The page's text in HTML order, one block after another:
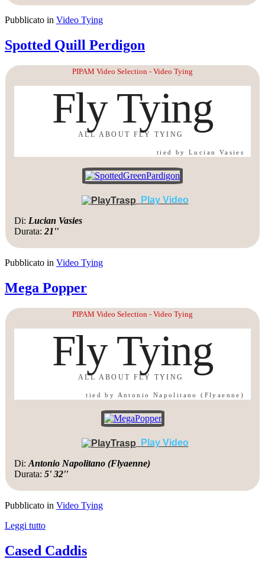
Pubblicato in Video Tying
Spotted Quill Perdigon
PIPAM Video Selection - Video Tying
Fly Tying
ALL ABOUT FLY TYING
tied by Lucian Vasies
Play Video
Di: Lucian Vasies
Durata: 21''
Pubblicato in Video Tying
Mega Popper
PIPAM Video Selection - Video Tying
Fly Tying
ALL ABOUT FLY TYING
tied by Antonio Napolitano (Flyaenne)
Play Video
Di: Antonio Napolitano (Flyaenne)
Durata: 5' 32''
Pubblicato in Video Tying
Leggi tutto
Cased Caddis